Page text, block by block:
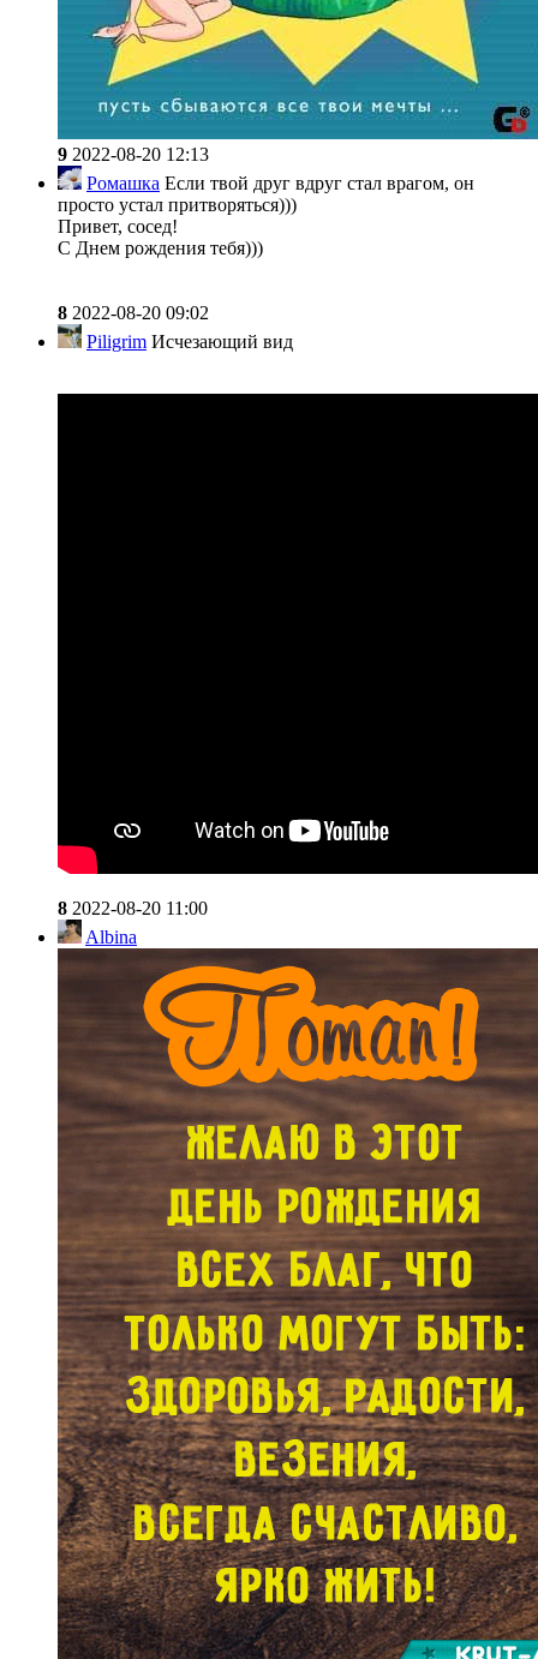
9 2022-08-20 12:13
Ромашка Если твой друг вдруг стал врагом, он
просто устал притворяться)))
Привет, сосед!
С Днем рождения тебя)))
8 2022-08-20 09:02
Piligrim Исчезающий вид
8 2022-08-20 11:00
Albina